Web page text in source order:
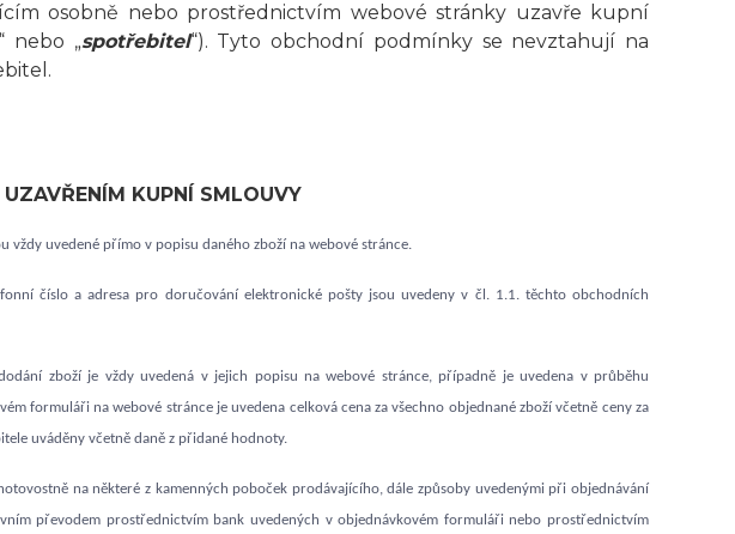
osobně nebo prostřednictvím webové stránky uzavře kupní
nebo „spotřebitel“). Tyto obchodní podmínky se nevztahují na
KUPNÍ SMLOUVY
vždy uvedené přímo v popisu daného zboží na webové stránce.
číslo a adresa pro doručování elektronické pošty jsou uvedeny v čl. 1.1. těchto obchodních
zboží je vždy uvedená v jejich popisu na webové stránce, případně je uvedena v průběhu
formuláři na webové stránce je uvedena celková cena za všechno objednané zboží včetně ceny za
uváděny včetně daně z přidané hodnoty.
na některé z kamenných poboček prodávajícího, dále způsoby uvedenými při objednávání
převodem prostřednictvím bank uvedených v objednávkovém formuláři nebo prostřednictvím